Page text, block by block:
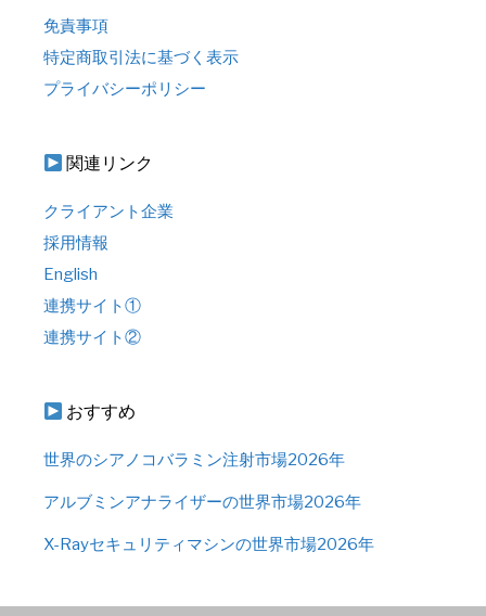
免責事項
特定商取引法に基づく表示
プライバシーポリシー
関連リンク
クライアント企業
採用情報
English
連携サイト①
連携サイト②
おすすめ
世界のシアノコバラミン注射市場2026年
アルブミンアナライザーの世界市場2026年
X-Rayセキュリティマシンの世界市場2026年